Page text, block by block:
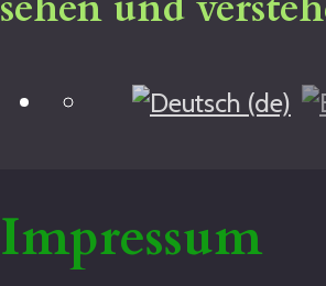
Blog
Über mich
Impressum